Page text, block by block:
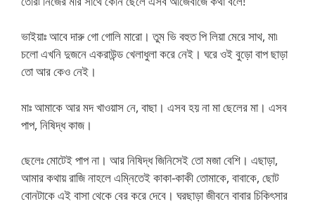
ভাইয়াঃ আবে দারু গো গোলি মারো। তুম ভি বহুত পি লিয়া মেরে সাথ, মা৷
চলো এখনি দুজনে একরাউন্ড খেলাধুলা করে নেই। ঘরে ওই বুড়ো বাপ ছাড়া
তো আর কেও নেই।
মাঃ আমাকে আর মদ খাওয়াস নে, বাছা। এসব হয় না মা ছেলের মা। এসব
পাপ, নিষিদ্ধ কাজ।
ছেলেঃ মোটেই পাপ না। আর নিষিদ্ধ জিনিসেই তো মজা বেশি। এছাড়া,
আমার কথায় রাজি নাহলে এম্নিতেই কাকা-কাকী তোমাকে, বাবাকে, ছোট
বোনটাকে এই বাসা থেকে বের করে দেবে। ঘরছাড়া জীবনে বাবার চিকিৎসার